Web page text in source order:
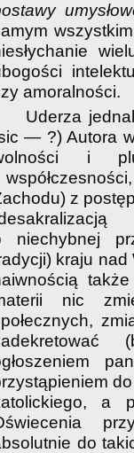
amoralności.
Uderza
— ?) Autora
i
z
niechybnej
kraju nad
nic
a
do